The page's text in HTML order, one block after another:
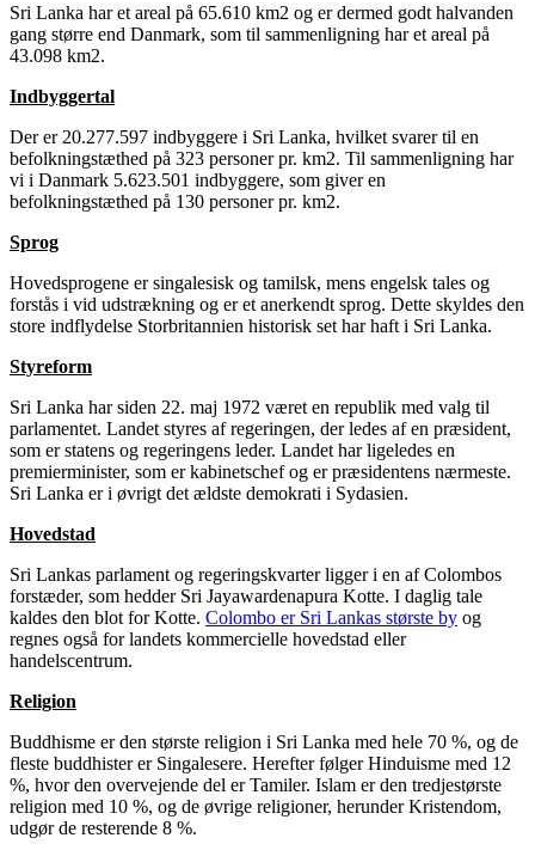
Sri Lanka har et areal på 65.610 km2 og er dermed godt halvanden
gang større end Danmark, som til sammenligning har et areal på
43.098 km2.
Indbyggertal
Der er 20.277.597 indbyggere i Sri Lanka, hvilket svarer til en
befolkningstæthed på 323 personer pr. km2. Til sammenligning har
vi i Danmark 5.623.501 indbyggere, som giver en
befolkningstæthed på 130 personer pr. km2.
Sprog
Hovedsprogene er singalesisk og tamilsk, mens engelsk tales og
forstås i vid udstrækning og er et anerkendt sprog. Dette skyldes den
store indflydelse Storbritannien historisk set har haft i Sri Lanka.
Styreform
Sri Lanka har siden 22. maj 1972 været en republik med valg til
parlamentet. Landet styres af regeringen, der ledes af en præsident,
som er statens og regeringens leder. Landet har ligeledes en
premierminister, som er kabinetschef og er præsidentens nærmeste.
Sri Lanka er i øvrigt det ældste demokrati i Sydasien.
Hovedstad
Sri Lankas parlament og regeringskvarter ligger i en af Colombos
forstæder, som hedder Sri Jayawardenapura Kotte. I daglig tale
kaldes den blot for Kotte. Colombo er Sri Lankas største by og
regnes også for landets kommercielle hovedstad eller
handelscentrum.
Religion
Buddhisme er den største religion i Sri Lanka med hele 70 %, og de
fleste buddhister er Singalesere. Herefter følger Hinduisme med 12
%, hvor den overvejende del er Tamiler. Islam er den tredjestørste
religion med 10 %, og de øvrige religioner, herunder Kristendom,
udgør de resterende 8 %.